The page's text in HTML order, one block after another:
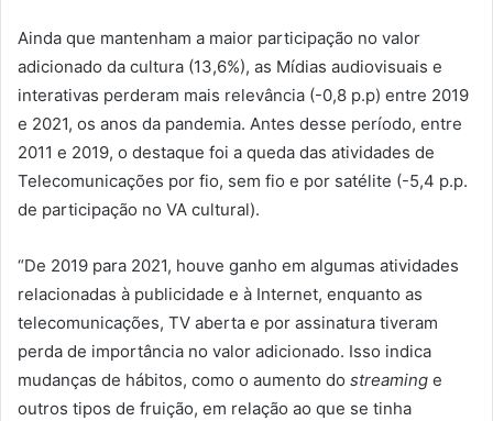
Ainda que mantenham a maior participação no valor
adicionado da cultura (13,6%), as Mídias audiovisuais e
interativas perderam mais relevância (-0,8 p.p) entre 2019
e 2021, os anos da pandemia. Antes desse período, entre
2011 e 2019, o destaque foi a queda das atividades de
Telecomunicações por fio, sem fio e por satélite (-5,4 p.p.
de participação no VA cultural).
“De 2019 para 2021, houve ganho em algumas atividades
relacionadas à publicidade e à Internet, enquanto as
telecomunicações, TV aberta e por assinatura tiveram
perda de importância no valor adicionado. Isso indica
mudanças de hábitos, como o aumento do streaming e
outros tipos de fruição, em relação ao que se tinha